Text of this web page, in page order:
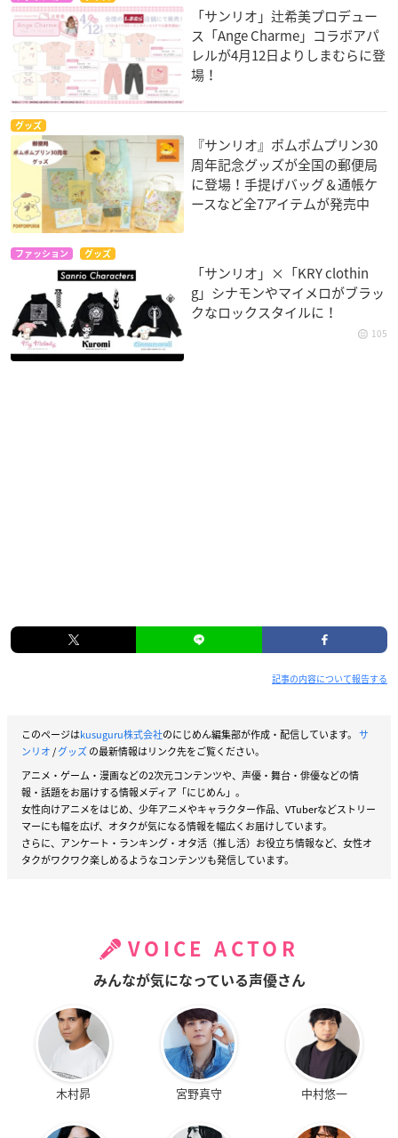
「サンリオ」辻希美プロデュー
ス「Ange Charme」コラボアパ
レルが4月12日よりしまむらに登
場！
グッズ
『サンリオ』ポムポムプリン30
周年記念グッズが全国の郵便局
に登場！手提げバッグ＆通帳ケ
ースなど全7アイテムが発売中
ファッション グッズ
「サンリオ」×「KRY clothin
g」シナモンやマイメロがブラッ
クなロックスタイルに！
105
記事の内容について報告する
このページはkusuguru株式会社のにじめん編集部が作成・配信しています。 サ
ンリオ/グッズの最新情報はリンク先をご覧ください。
アニメ・ゲーム・漫画などの2次元コンテンツや、声優・舞台・俳優などの情
報・話題をお届けする情報メディア「にじめん」。
女性向けアニメをはじめ、少年アニメやキャラクター作品、VTuberなどストリー
マーにも幅を広げ、オタクが気になる情報を幅広くお届けしています。
さらに、アンケート・ランキング・オタ活（推し活）お役立ち情報など、女性オ
タクがワクワク楽しめるようなコンテンツも発信しています。
VOICE ACTOR
みんなが気になっている声優さん
木村昴 宮野真守 中村悠一